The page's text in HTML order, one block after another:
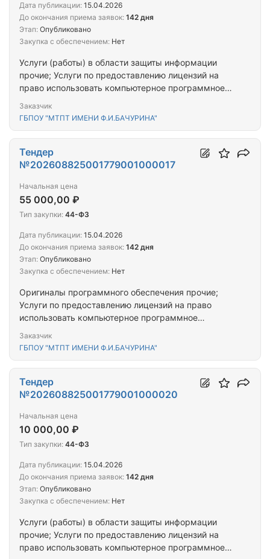
Услуги (работы) в области защиты информации
прочие; Услуги по предоставлению лицензий на
право использовать компьютерное программное
Заказчик
ГБПОУ "МТПТ ИМЕНИ Ф.И.БАЧУРИНА"
Дата публикации: 15.04.2026
До окончания приема заявок: 142 дня
Этап: Опубликовано
Закупка с обеспечением: Нет
Оригиналы программного обеспечения прочие;
Услуги по предоставлению лицензий на право
использовать компьютерное программное
информации прочие
Заказчик
ГБПОУ "МТПТ ИМЕНИ Ф.И.БАЧУРИНА"
Тендер
№202608825001779001000017
Начальная цена
55 000,00 ₽
Тип закупки: 44-ФЗ
Дата публикации: 15.04.2026
До окончания приема заявок: 142 дня
Этап: Опубликовано
Закупка с обеспечением: Нет
Услуги (работы) в области защиты информации
прочие; Услуги по предоставлению лицензий на
право использовать компьютерное программное
Тендер
№202608825001779001000020
Начальная цена
10 000,00 ₽
Тип закупки: 44-ФЗ
Дата публикации: 15.04.2026
До окончания приема заявок: 142 дня
Этап: Опубликовано
Закупка с обеспечением: Нет